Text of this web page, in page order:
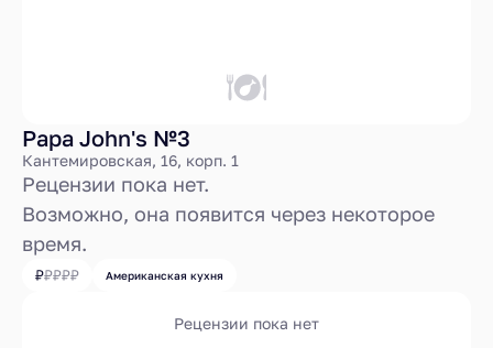
Papa John's №3
Кантемировская, 16, корп. 1
Рецензии пока нет.
Возможно, она появится через некоторое
время.
Американская кухня
Рецензии пока нет